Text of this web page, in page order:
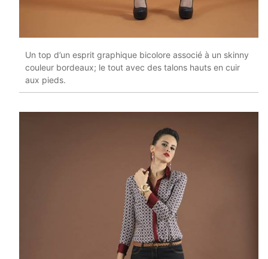
Un top d’un esprit graphique bicolore associé à un skinny
couleur bordeaux; le tout avec des talons hauts en cuir
aux pieds.